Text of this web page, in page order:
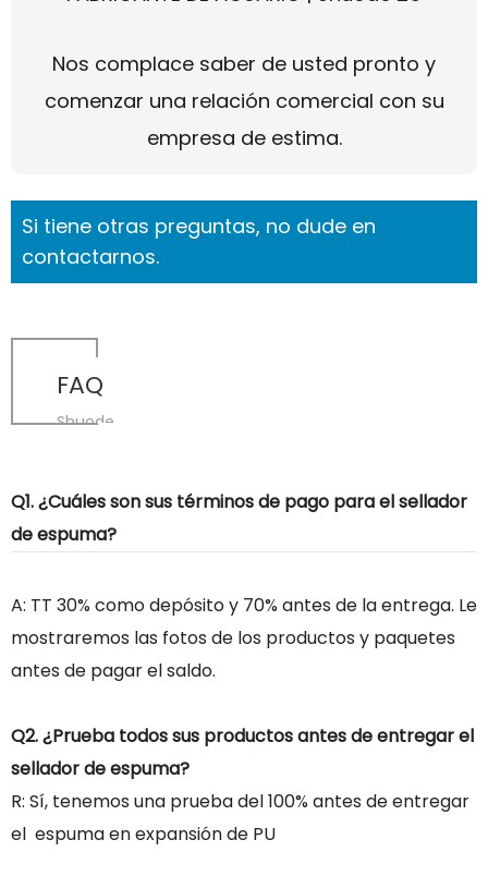
Nos complace saber de usted pronto y
comenzar una relación comercial con su
empresa de estima.
Si tiene otras preguntas, no dude en
contactarnos.
FAQ
Shuode
Q1. ¿Cuáles son sus términos de pago para el sellador
de espuma?
A: TT 30% como depósito y 70% antes de la entrega. Le
mostraremos las fotos de los productos y paquetes
antes de pagar el saldo.
Q2. ¿Prueba todos sus productos antes de entregar el
sellador de espuma?
R: Sí, tenemos una prueba del 100% antes de entregar
el espuma en expansión de PU